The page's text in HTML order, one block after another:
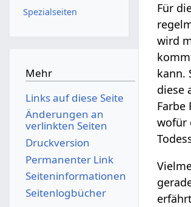
Für
wird
kann.
diese
wofür
Spezialseiten
Mehr
Links auf diese Seite
Änderungen an
verlinkten Seiten
Druckversion
Permanenter Link
Seiten­­informationen
Seitenlogbücher